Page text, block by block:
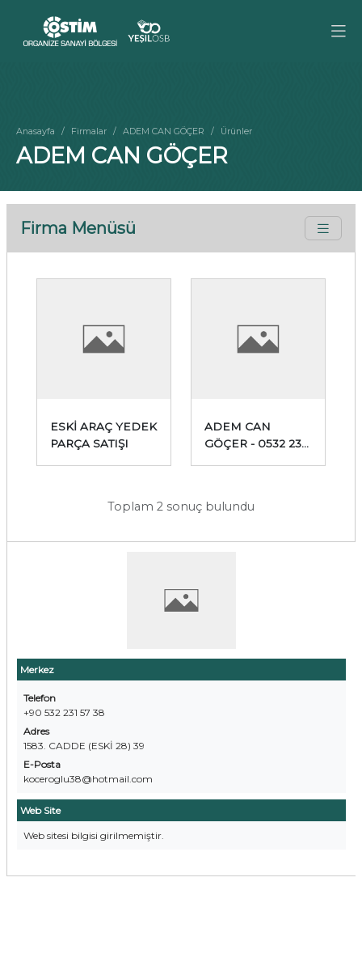
Anasayfa Firmalar ADEM CAN GÖÇER Ürünler
ADEM CAN GÖÇER
Firma Menüsü
Merkez
Telefon
+90 532 231 57 38
Adres
1583. CADDE (ESKİ 28) 39
E-Posta
koceroglu38@hotmail.com
Web Site
Web sitesi bilgisi girilmemiştir.
ESKİ ARAÇ YEDEK
PARÇA SATIŞI
ADEM CAN
GÖÇER - 0532 231
Toplam 2 sonuç bulundu